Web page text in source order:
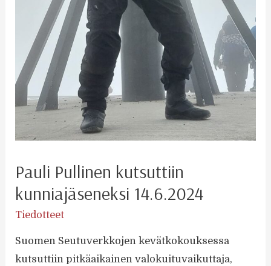
Pauli Pullinen kutsuttiin
kunniajäseneksi 14.6.2024
Tiedotteet
Suomen Seutuverkkojen kevätkokouksessa
kutsuttiin pitkäaikainen valokuituvaikuttaja,